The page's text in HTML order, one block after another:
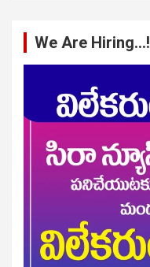
We Are Hiring…!